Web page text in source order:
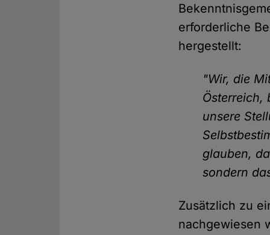
erforderliche
hergestellt:
"Wir, die
Österreich,
unsere
glauben,
sondern
Zusätzlich zu
nachgewiesen